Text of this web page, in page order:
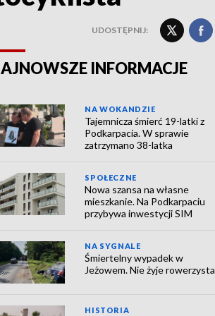
UDOSTĘPNIJ:
INFORMACJE
NA WOKANDZIE
Tajemnicza śmierć 19-latki z
Podkarpacia. W sprawie
zatrzymano 38-latka
SPOŁECZNE
Nowa szansa na własne
mieszkanie. Na Podkarpaciu
przybywa inwestycji SIM
NA SYGNALE
Śmiertelny wypadek w
Jeżowem. Nie żyje rowerzysta
HISTORIA